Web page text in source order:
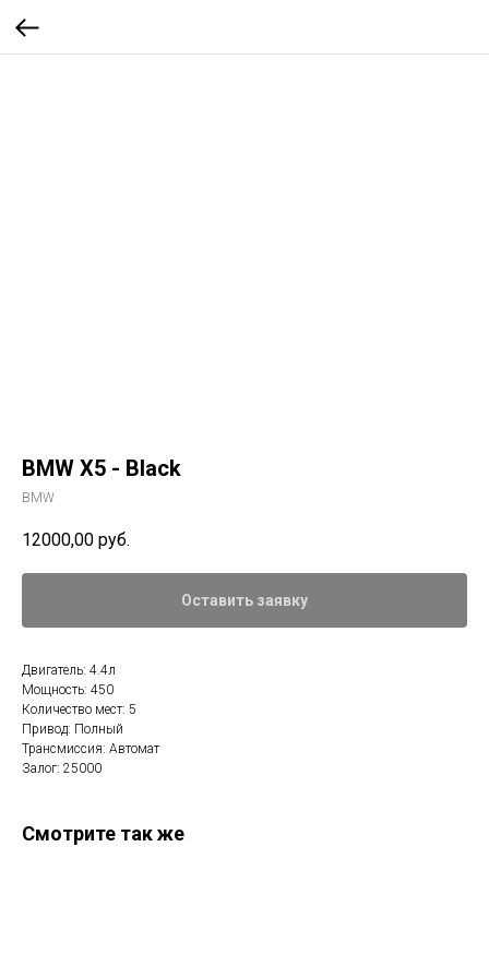
BMW X5 - Black
BMW
12000,00 руб.
Оставить заявку
Двигатель: 4.4л
Мощность: 450
Количество мест: 5
Привод: Полный
Трансмиссия: Автомат
Залог: 25000
Смотрите так же